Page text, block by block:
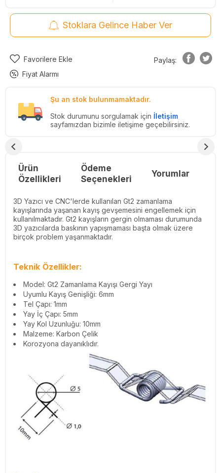
Stoklara Gelince Haber Ver
Favorilere Ekle
Fiyat Alarmı
Paylaş:
Şu an stok bulunmamaktadır.
Stok durumunu sorgulamak için İletişim
sayfamızdan bizimle iletişime geçebilirsiniz.
Ürün
Özellikleri
Ödeme
Seçenekleri
Yorumlar
3D Yazıcı ve CNC'lerde kullanılan Gt2 zamanlama
kayışlarında yaşanan kayış gevşemesini engellemek için
kullanılmaktadır. Gt2 kayışların gergin olmaması durumunda
3D yazıcılarda baskının yapışmaması başta olmak üzere
birçok problem yaşanmaktadır.
Teknik Özellikler:
Model: Gt2 Zamanlama Kayışı Gergi Yayı
Uyumlu Kayış Genişliği: 6mm
Tel Çapı: 1mm
Yay İç Çapı: 5mm
Yay Kol Uzunluğu: 10mm
Malzeme: Karbon Çelik
Korozyona dayanıklıdır.